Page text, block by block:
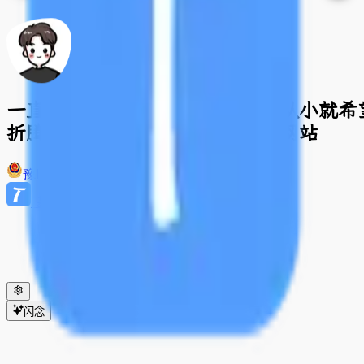
一直对网站开发领域很感兴趣，从小就
折腾，才有了你现在看到的这个网站
豫ICP备2020031040号-1
基于开源项目 ThriveX 构建
闪念